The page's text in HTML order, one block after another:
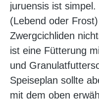
juruensis ist
(Lebend oder
Zwergcichliden
ist eine Fütterung
und
Speiseplan sollte
mit dem oben